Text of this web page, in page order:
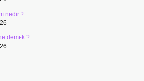
nedir ?
demek ?